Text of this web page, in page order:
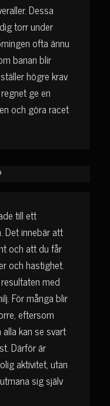
Dessa
torr under
ofta ännu
banan blir
högre krav
ge en
och göra racet
till ett
Det innebär att
och att du får
och hastighet.
med
För många blir
eftersom
kan se svart
Därför är
aktivitet, utan
sig själv